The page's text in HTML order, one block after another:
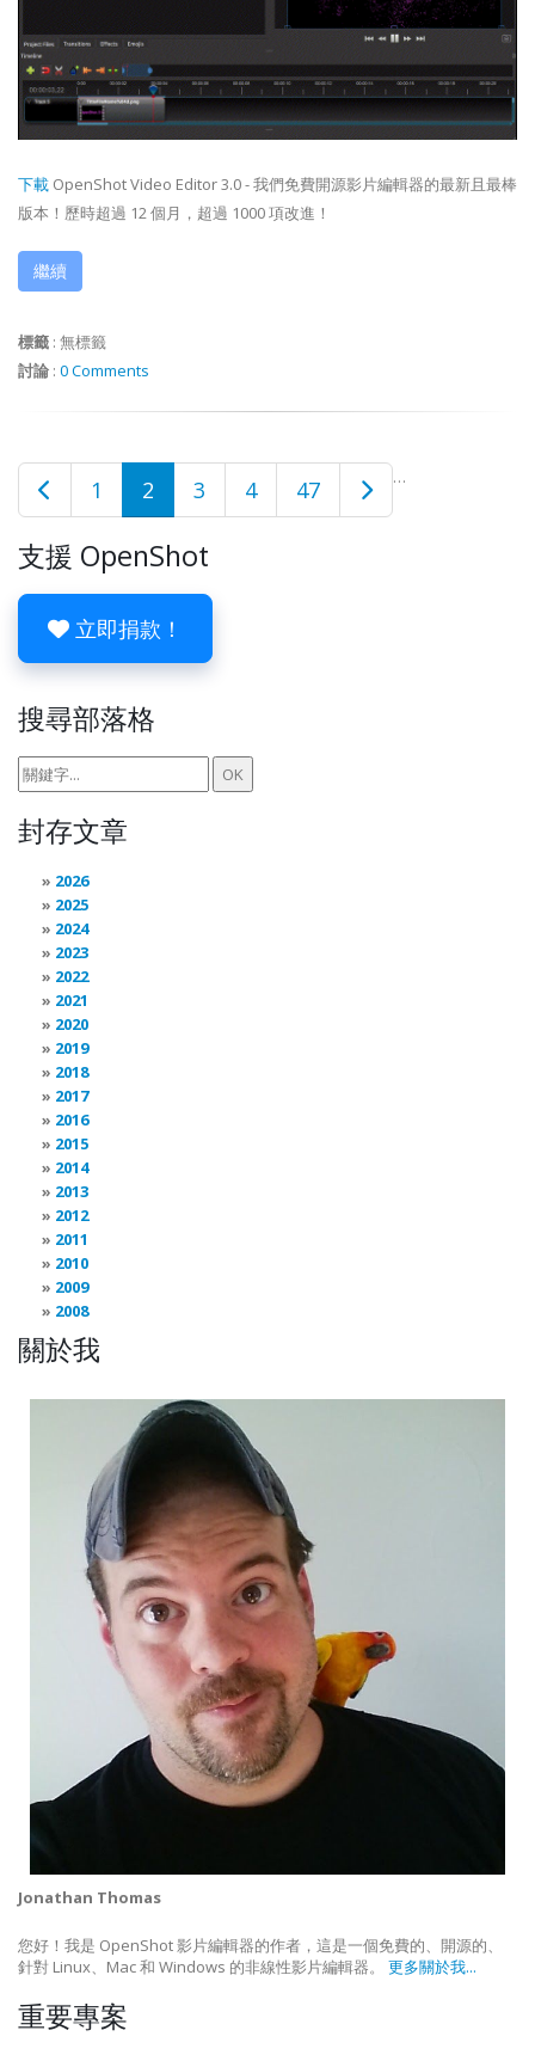
下載 OpenShot Video Editor 3.0 - 我們免費開源影片編輯器的最新且最棒
版本！歷時超過 12 個月，超過 1000 項改進！
繼續
標籤 : 無標籤
討論 : 0 Comments
1 2 3 4 …
47
支援 OpenShot
立即捐款！
搜尋部落格
封存文章
2026
2025
2024
2023
2022
2021
2020
2019
2018
2017
2016
2015
2014
2013
2012
2011
2010
2009
2008
關於我
Jonathan Thomas
您好！我是 OpenShot 影片編輯器的作者，這是一個免費的、開源的、
針對 Linux、Mac 和 Windows 的非線性影片編輯器。 更多關於我...
重要專案